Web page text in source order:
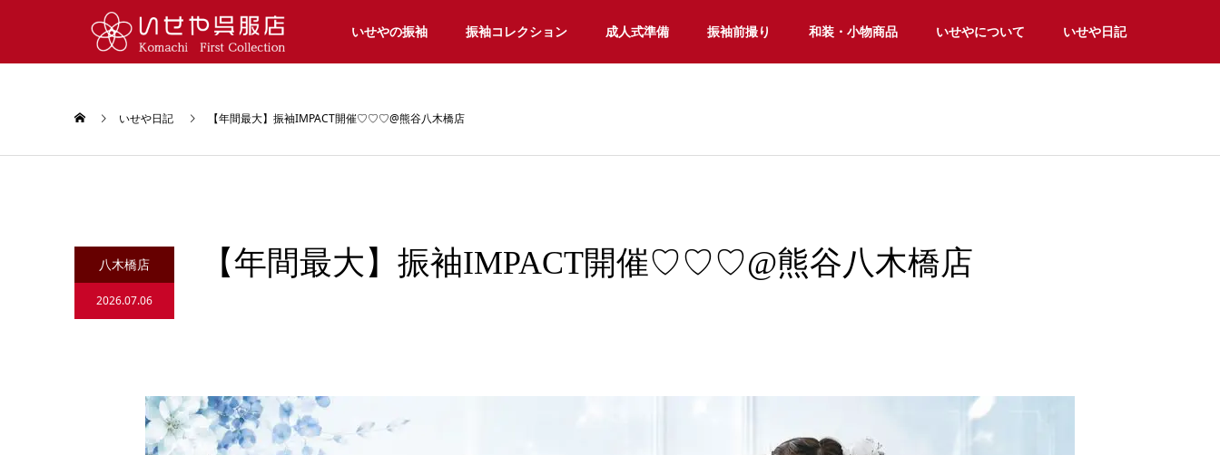
いせやの振袖 振袖コレクション 成人式準備 振袖前撮り 和装・小物商品 いせやについて いせや日記
いせや日記 【年間最大】振袖IMPACT開催♡♡♡@熊谷八木橋店
八木橋店
2026.07.06
【年間最大】振袖IMPACT開催♡♡♡@熊谷八木橋店